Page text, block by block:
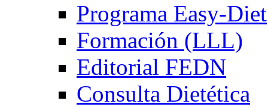
Programa Easy-Diet
Formación (LLL)
Editorial FEDN
Consulta Dietética